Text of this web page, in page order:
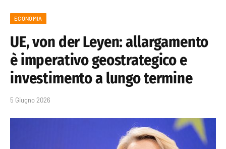
ECONOMIA
UE, von der Leyen: allargamento
è imperativo geostrategico e
investimento a lungo termine
5 Giugno 2026